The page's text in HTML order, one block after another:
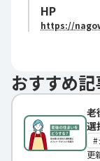
HP
https://
おすすめ記
老
選
更